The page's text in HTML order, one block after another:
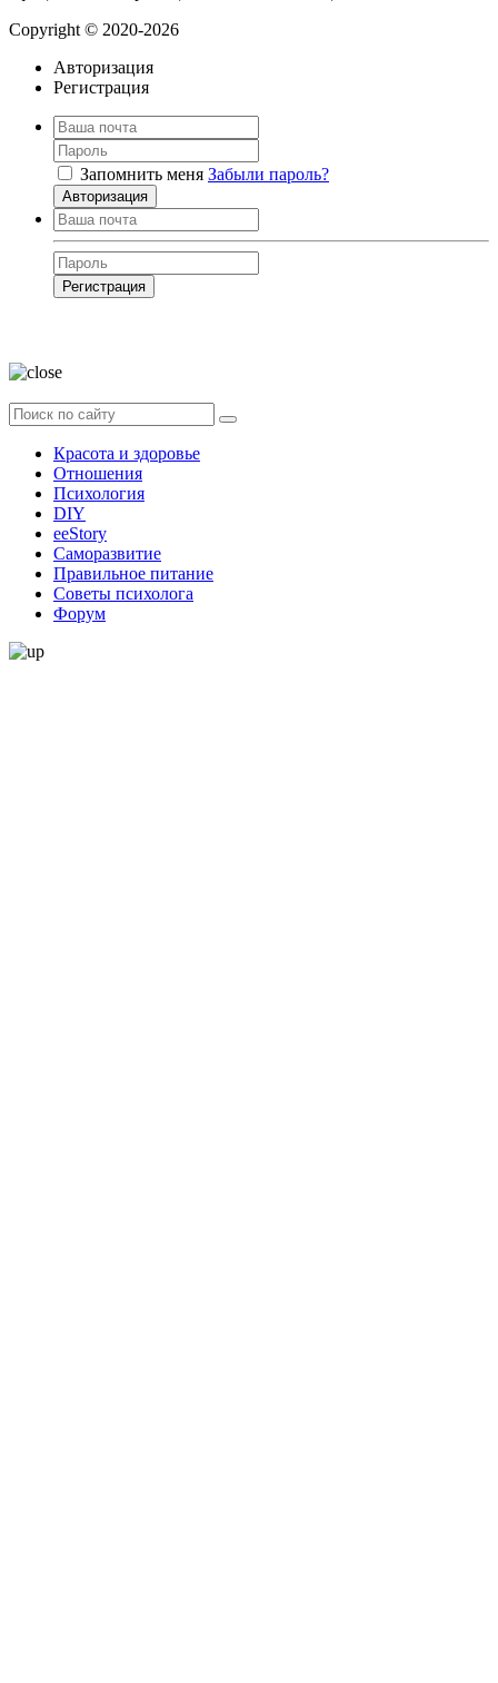
Copyright © 2020-2026
Авторизация
Регистрация
Запомнить меня Забыли пароль?
Авторизация
Регистрация
Красота и здоровье
Отношения
Психология
DIY
ееStory
Саморазвитие
Правильное питание
Советы психолога
Форум